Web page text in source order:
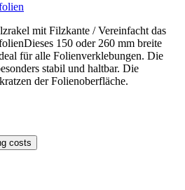
mit Filzkante / Vereinfacht das
150 oder 260 mm breite
für alle Folienverklebungen. Die
stabil und haltbar. Die
der Folienoberfläche.
costs